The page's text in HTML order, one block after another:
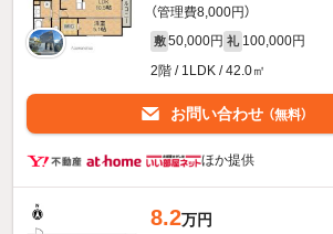
（管理費8,000円）
敷 50,000円 礼 100,000円
2階 / 1LDK / 42.0㎡
お問い合わせ （無料）
ほか提供
8.2万円